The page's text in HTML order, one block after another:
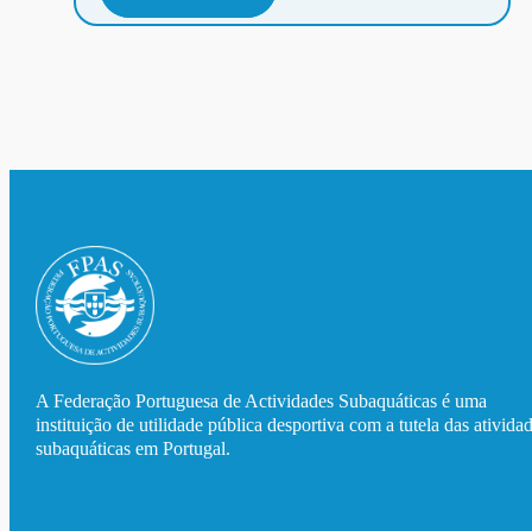
A Federação Portuguesa de Actividades Subaquáticas é uma
instituição de utilidade pública desportiva com a tutela das
subaquáticas em Portugal.